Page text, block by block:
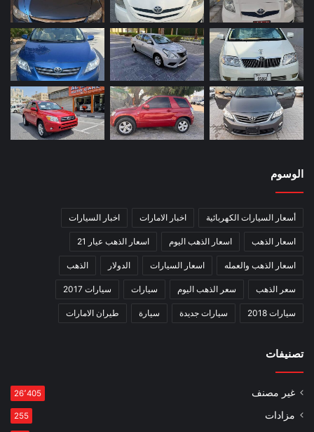
الوسوم
أسعار السيارات الكهربائية اخبار الامارات اخبار السيارات
اسعار الذهب اسعار الذهب اليوم اسعار الذهب عيار 21
اسعار الذهب والعمله اسعار السيارات الدولار الذهب
سعر الذهب سعر الذهب اليوم سيارات سيارات 2017
سيارات 2018 سيارات جديدة سيارة طيران الامارات
تصنيفات
غير مصنف 26٬405
مزادات 255